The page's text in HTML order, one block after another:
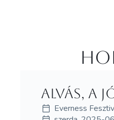
Alvás, a
Everness